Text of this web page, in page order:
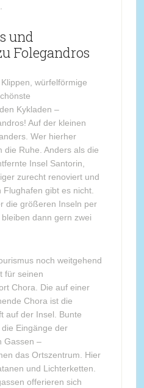
und
Folegandros
würfelförmige
Kykladen –
Auf der kleinen
Wer hierher
die Ruhe. Anders als die
Insel Santorin,
zurecht renoviert und
gibt es nicht.
die größeren Inseln per
dann gern zwei
noch weitgehend
für seinen
Chora. Die auf einer
Chora ist die
auf der Insel. Bunte
Eingänge der
Gassen –
das Ortszentrum. Hier
und Lichterketten.
offerieren sich